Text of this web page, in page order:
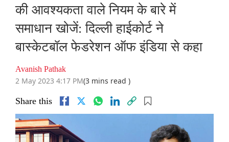
की आवश्यकता वाले नियम के बारे में
समाधान खोजें: दिल्ली हाईकोर्ट ने
बास्केटबॉल फेडरेशन ऑफ इंडिया से कहा
Avanish Pathak
2 May 2023 4:17 PM(3 mins read )
Share this